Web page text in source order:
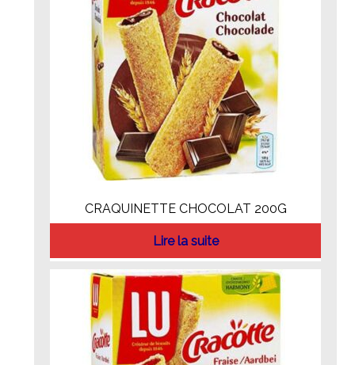
CRAQUINETTE CHOCOLAT 200G
Lire la suite